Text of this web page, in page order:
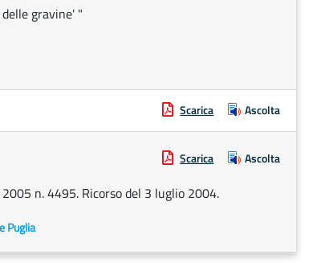
gravine' "
Scarica Ascolta
Scarica Ascolta
n. 4495. Ricorso del 3 luglio 2004.
Puglia